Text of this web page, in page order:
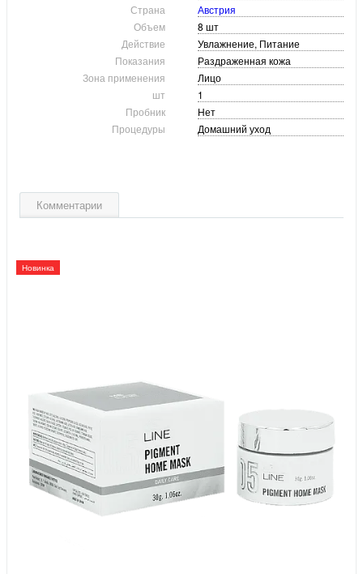
Страна
Австрия
Объем
8 шт
Действие
Увлажнение, Питание
Показания
Раздраженная кожа
Зона применения
Лицо
шт
1
Пробник
Нет
Процедуры
Домашний уход
Комментарии
Новинка